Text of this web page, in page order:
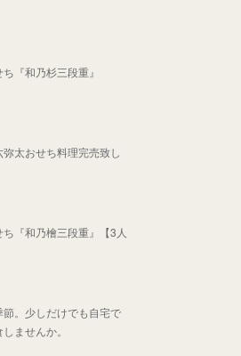
『和乃杉三段重』
太おせち料理完売致し
『和乃檜三段重』【3人
節。少しだけでも自宅で
ませんか。